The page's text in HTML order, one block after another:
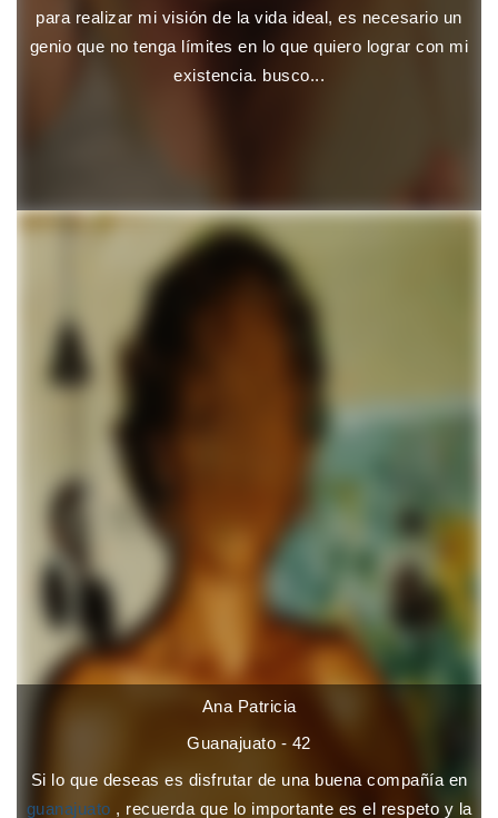
para realizar mi visión de la vida ideal, es necesario un
genio que no tenga límites en lo que quiero lograr con mi
existencia. busco...
Ana Patricia
Guanajuato - 42
Si lo que deseas es disfrutar de una buena compañía en
guanajuato , recuerda que lo importante es el respeto y la